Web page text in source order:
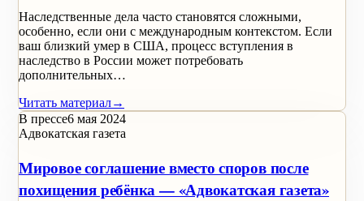
Наследственные дела часто становятся сложными,
особенно, если они с международным контекстом. Если
ваш близкий умер в США, процесс вступления в
наследство в России может потребовать
дополнительных…
Читать материал→
В прессе6 мая 2024
Адвокатская газета
Мировое соглашение вместо споров после
похищения ребёнка — «Адвокатская газета»